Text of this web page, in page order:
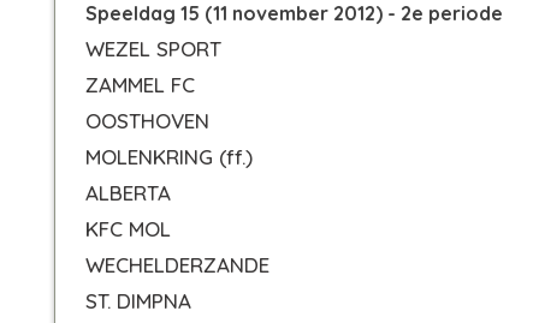
Speeldag 15 (11 november 2012) - 2e periode
WEZEL SPORT
ZAMMEL FC
OOSTHOVEN
MOLENKRING (ff.)
ALBERTA
KFC MOL
WECHELDERZANDE
ST. DIMPNA